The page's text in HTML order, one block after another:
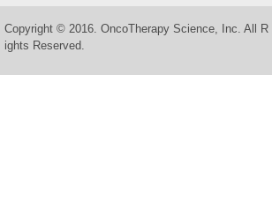
Copyright © 2016. OncoTherapy Science, Inc. All R
ights Reserved.